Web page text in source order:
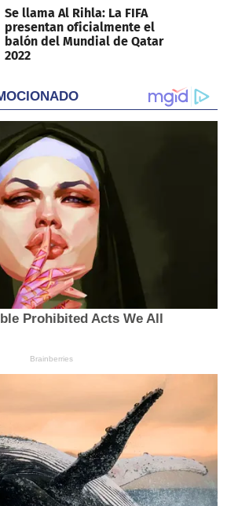
Se llama Al Rihla: La FIFA
presentan oficialmente el
balón del Mundial de Qatar
2022